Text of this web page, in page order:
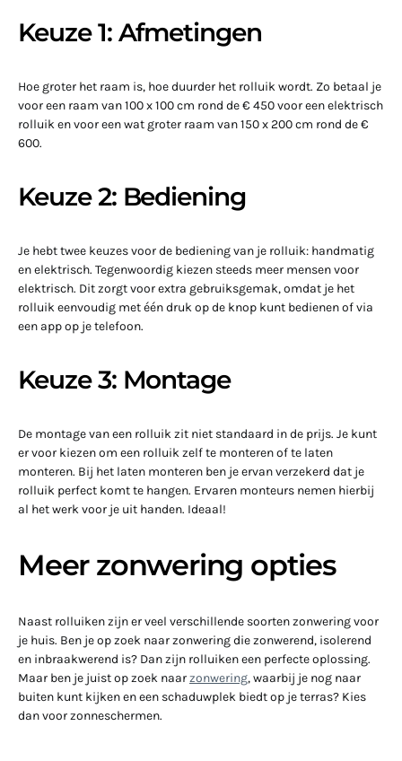
Keuze 1: Afmetingen
Hoe groter het raam is, hoe duurder het rolluik wordt. Zo betaal je
voor een raam van 100 x 100 cm rond de € 450 voor een elektrisch
rolluik en voor een wat groter raam van 150 x 200 cm rond de €
600.
Keuze 2: Bediening
Je hebt twee keuzes voor de bediening van je rolluik: handmatig
en elektrisch. Tegenwoordig kiezen steeds meer mensen voor
elektrisch. Dit zorgt voor extra gebruiksgemak, omdat je het
rolluik eenvoudig met één druk op de knop kunt bedienen of via
een app op je telefoon.
Keuze 3: Montage
De montage van een rolluik zit niet standaard in de prijs. Je kunt
er voor kiezen om een rolluik zelf te monteren of te laten
monteren. Bij het laten monteren ben je ervan verzekerd dat je
rolluik perfect komt te hangen. Ervaren monteurs nemen hierbij
al het werk voor je uit handen. Ideaal!
Meer zonwering opties
Naast rolluiken zijn er veel verschillende soorten zonwering voor
je huis. Ben je op zoek naar zonwering die zonwerend, isolerend
en inbraakwerend is? Dan zijn rolluiken een perfecte oplossing.
Maar ben je juist op zoek naarzonwering, waarbij je nog naar
buiten kunt kijken en een schaduwplek biedt op je terras? Kies
dan voor zonneschermen.